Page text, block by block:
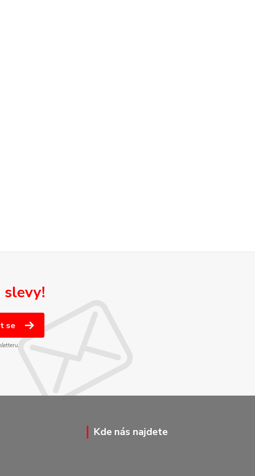
slevy!
se
Kde nás najdete